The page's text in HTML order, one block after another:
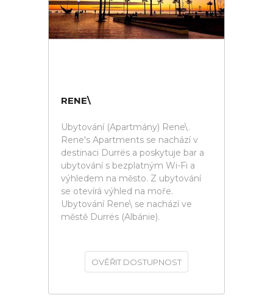
RENE\
Ubytování (Apartmány) Rene\.
Rene's Apartments se nachází v
destinaci Durrës a poskytuje bar a
ubytování s bezplatným Wi-Fi a
výhledem na město. Z ubytování
se otevírá výhled na moře.
Ubytování Rene\ se nachází ve
městě Durrës (Albánie).
OVĚŘIT DOSTUPNOST